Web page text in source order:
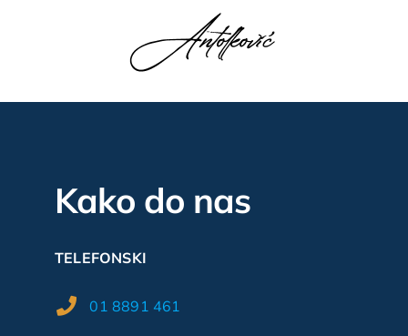
Kako do nas
TELEFONSKI
01 8891 461